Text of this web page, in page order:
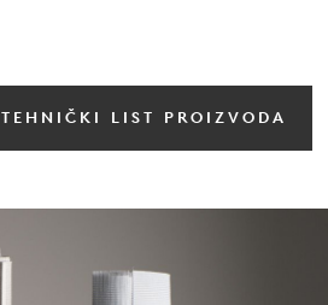
TEHNIČKI LIST PROIZVODA